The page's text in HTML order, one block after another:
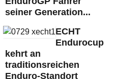
seiner Generation...
ECHT
Endurocup
kehrt an
traditionsreichen
Enduro-Standort